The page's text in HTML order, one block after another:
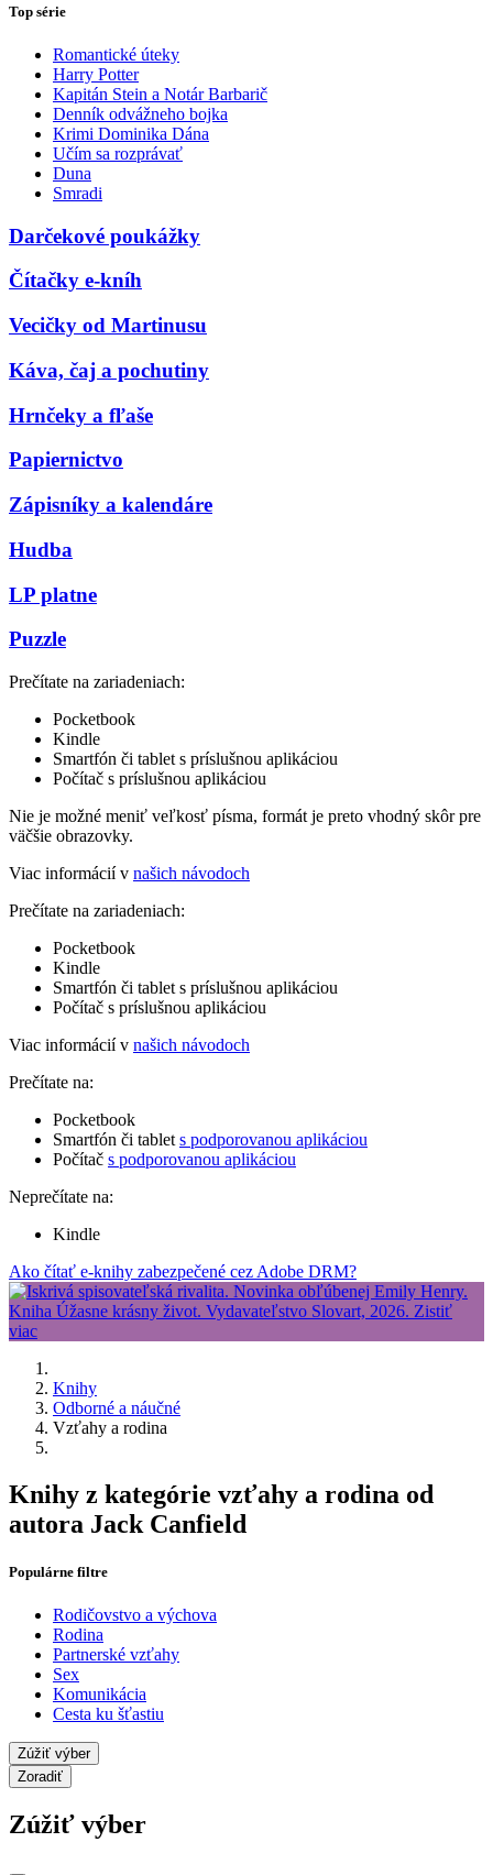
Top série
Romantické úteky
Harry Potter
Kapitán Stein a Notár Barbarič
Denník odvážneho bojka
Krimi Dominika Dána
Učím sa rozprávať
Duna
Smradi
Darčekové poukážky
Čítačky e-kníh
Vecičky od Martinusu
Káva, čaj a pochutiny
Hrnčeky a fľaše
Papiernictvo
Zápisníky a kalendáre
Hudba
LP platne
Puzzle
Prečítate na zariadeniach:
Pocketbook
Kindle
Smartfón či tablet s príslušnou aplikáciou
Počítač s príslušnou aplikáciou
Nie je možné meniť veľkosť písma, formát je preto vhodný skôr pre
väčšie obrazovky.
Viac informácií v našich návodoch
Prečítate na zariadeniach:
Pocketbook
Kindle
Smartfón či tablet s príslušnou aplikáciou
Počítač s príslušnou aplikáciou
Viac informácií v našich návodoch
Prečítate na:
Pocketbook
Smartfón či tablet s podporovanou aplikáciou
Počítač s podporovanou aplikáciou
Neprečítate na:
Kindle
Ako čítať e-knihy zabezpečené cez Adobe DRM?
Knihy
Odborné a náučné
Vzťahy a rodina
Knihy z kategórie vzťahy a rodina od
autora Jack Canfield
Populárne filtre
Rodičovstvo a výchova
Rodina
Partnerské vzťahy
Sex
Komunikácia
Cesta ku šťastiu
Zúžiť výber
Zoradiť
Zúžiť výber